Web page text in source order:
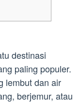
destinasi
paling populer.
lembut dan air
berjemur, atau